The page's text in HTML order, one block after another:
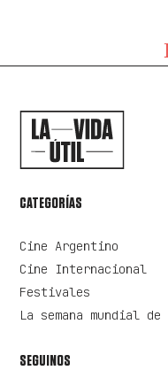
CATEGORÍAS
Cine Argentino
Cine Internacional
Festivales
La semana mundial
SEGUINOS